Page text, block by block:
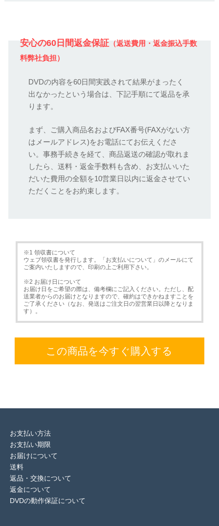
安心の60日間返金保証 （返送費用・返金振込手数
料弊社負担）
DVDの内容を60日間実践されて結果がまったく
出なかったという場合は、下記手順にて返品を承
ります。
まず、ご購入商品名およびFAX番号(FAXがない方
はメールアドレス)をお電話にてお伝えくださ
い。事務手続きを経て、商品返送の確認が取れま
したら、送料・返金手数料も含め、お支払いいた
だいた費用の全額を10営業日以内に返金させてい
ただくことをお約束します。
※1 領収書について
ウェブ領収書を発行します。「お支払いについて」のメールにて
ご案内いたしますので、印刷の上ご利用下さい。
※2 お届け日について
お届け日をご希望の際は、備考欄にご記入ください。ただし、配
送業者からのお届けとなりますので、確約はできかねますことを
ご了承ください（なお、発送はご注文日の翌営業日以降となりま
す）。
この商品を今すぐ購入する
お支払い方法
お支払い期限
お届けについて
送料
返品・交換について
返金について
DVDの動作保証について